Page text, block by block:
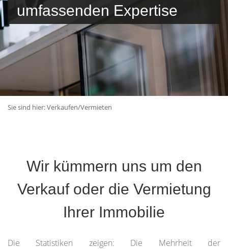
umfassenden Expertise
Sie sind hier:Verkaufen/Vermieten
Wir kümmern uns um den
Verkauf oder die Vermietung
Ihrer Immobilie
Die Statistiken zeigen: Die Mehrheit der